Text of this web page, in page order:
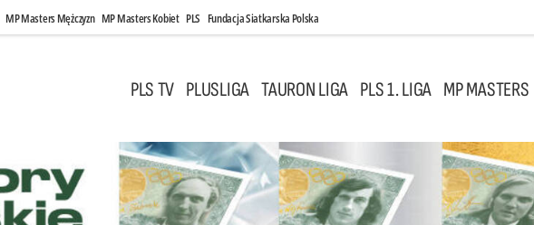
MP Masters Mężczyzn MP Masters Kobiet PLS Fundacja Siatkarska Polska
PLS TV PLUSLIGA TAURON LIGA PLS 1. LIGA MP MASTERS